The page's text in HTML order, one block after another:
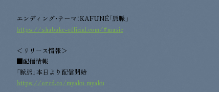
エンディング・テーマ：KAFUNÉ「脈脈」
https://shabake-official.com/#music
＜リリース情報＞
■配信情報
「脈脈」本日より配信開始
https://orcd.co/myaku-myaku